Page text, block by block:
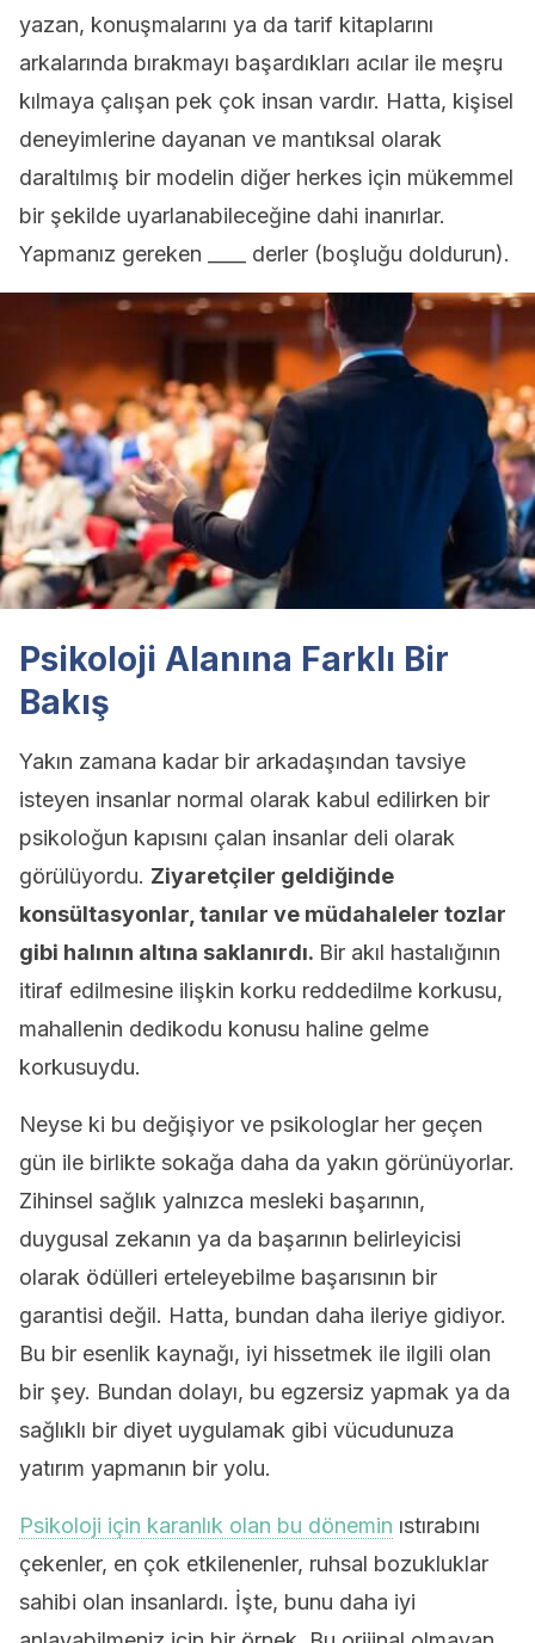
yazan, konuşmalarını ya da tarif kitaplarını
arkalarında bırakmayı başardıkları acılar ile meşru
kılmaya çalışan pek çok insan vardır. Hatta, kişisel
deneyimlerine dayanan ve mantıksal olarak
daraltılmış bir modelin diğer herkes için mükemmel
bir şekilde uyarlanabileceğine dahi inanırlar.
Yapmanız gereken ____ derler (boşluğu doldurun).
Psikoloji Alanına Farklı Bir
Bakış
Yakın zamana kadar bir arkadaşından tavsiye
isteyen insanlar normal olarak kabul edilirken bir
psikoloğun kapısını çalan insanlar deli olarak
görülüyordu. Ziyaretçiler geldiğinde
konsültasyonlar, tanılar ve müdahaleler tozlar
gibi halının altına saklanırdı. Bir akıl hastalığının
itiraf edilmesine ilişkin korku reddedilme korkusu,
mahallenin dedikodu konusu haline gelme
korkusuydu.
Neyse ki bu değişiyor ve psikologlar her geçen
gün ile birlikte sokağa daha da yakın görünüyorlar.
Zihinsel sağlık yalnızca mesleki başarının,
duygusal zekanın ya da başarının belirleyicisi
olarak ödülleri erteleyebilme başarısının bir
garantisi değil. Hatta, bundan daha ileriye gidiyor.
Bu bir esenlik kaynağı, iyi hissetmek ile ilgili olan
bir şey. Bundan dolayı, bu egzersiz yapmak ya da
sağlıklı bir diyet uygulamak gibi vücudunuza
yatırım yapmanın bir yolu.
Psikoloji için karanlık olan bu dönemin ıstırabını
çekenler, en çok etkilenenler, ruhsal bozukluklar
sahibi olan insanlardı. İşte, bunu daha iyi